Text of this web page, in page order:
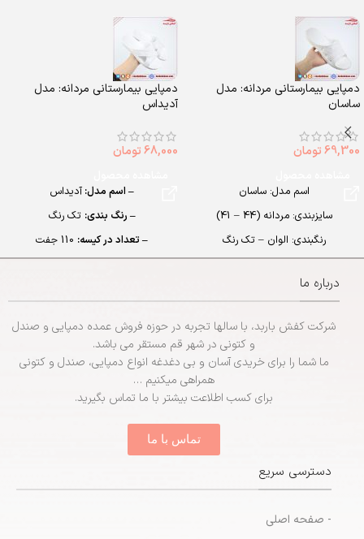
– جنس: Air blowing
– تعداد در کارتن:24 جفت
– جنس: Airblowing
دمپایی بیمارستانی مردانه: مدل
ساسان
69,300تومان
اسم مدل: ساسان
سایزبندی: مردانه (44 – 41)
رنگبندی: الوان – تک رنگ
تعداد در کارتن : 24 جفت
دمپایی بیمارستانی مردانه: مدل
آدیداس
68,000تومان
– اسم مدل: آدیداس
– رنگ بندی: تک رنگ
– تعداد در کیسه:
– جنس:EVA
درباره ما
شرکت کفش باربد، با سالها تجربه در حوزه فروش عمده دمپایی و صندل
و کتونی در شهر قم مستقر می باشد.
ما شما را برای خریدی آسان و بی دغدغه انواع دمپایی، صندل و کتونی
همراهی میکنیم …
برای کسب اطلاعت بیشتر با ما تماس بگیرید.
تماس با ما
دسترسی سریع
- صفحه اصلی